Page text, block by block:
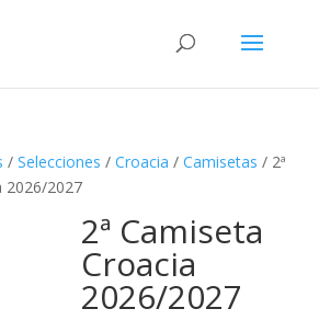
/ Selecciones / Croacia / Camisetas / 2ª
2026/2027
2ª Camiseta
Croacia
2026/2027